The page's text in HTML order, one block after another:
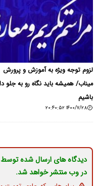
لزوم توجه ویژه به آموزش و پرورش
میناب/ همیشه باید نگاه رو به جلو
باشیم
۱۴۰۰/۷/۲۸ ۲۰:۴۰:۵۲
دیدگاه های ارسال شده
در وب منتشر خواهد شد.